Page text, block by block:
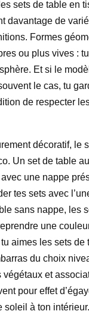
sets de table en
davantage de
Formes
ou plus vives :
Et si le
le cas, tu
de respecter
décoratif, le
Un set de table
une nappe
tes sets avec
sans nappe, les
une
aimes les sets de
du choix
végétaux et
pour effet
soleil à ton intérieur.